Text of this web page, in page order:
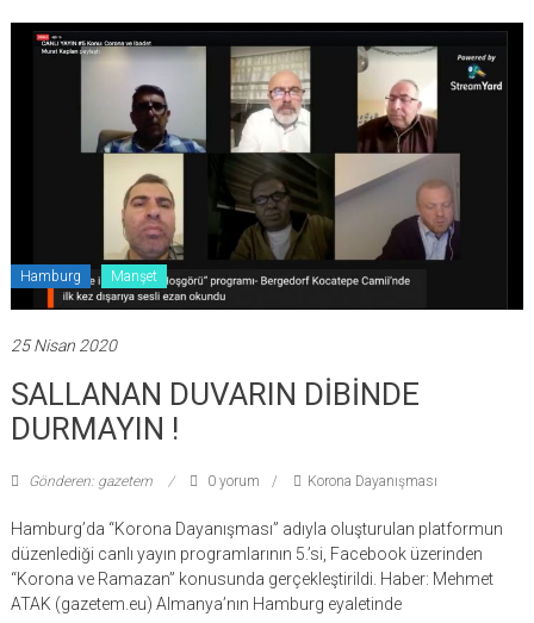
Hamburg Manşet
25 Nisan 2020
SALLANAN DUVARIN DİBİNDE
DURMAYIN !
Gönderen: gazetem 0 yorum Korona Dayanışması
Hamburg’da “Korona Dayanışması” adıyla oluşturulan platformun
düzenlediği canlı yayın programlarının 5.’si, Facebook üzerinden
“Korona ve Ramazan” konusunda gerçekleştirildi. Haber: Mehmet
ATAK (gazetem.eu) Almanya’nın Hamburg eyaletinde